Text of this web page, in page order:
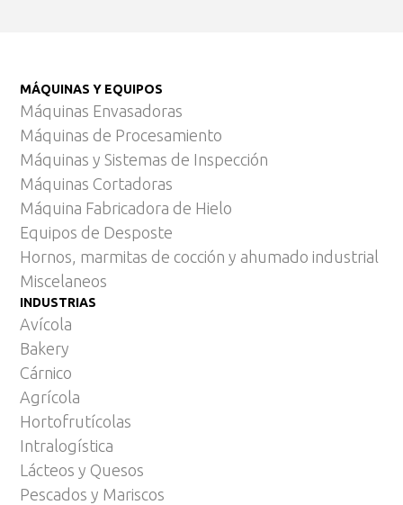
MÁQUINAS Y EQUIPOS
Máquinas Envasadoras
Máquinas de Procesamiento
Máquinas y Sistemas de Inspección
Máquinas Cortadoras
Máquina Fabricadora de Hielo
Equipos de Desposte
Hornos, marmitas de cocción y ahumado industrial
Miscelaneos
INDUSTRIAS
Avícola
Bakery
Cárnico
Agrícola
Hortofrutícolas
Intralogística
Lácteos y Quesos
Pescados y Mariscos